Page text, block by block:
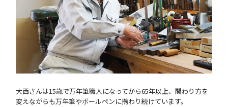
大西さんは15歳で万年筆職人になってから65年以上、関わり方を
変えながらも万年筆やボールペンに携わり続けています。